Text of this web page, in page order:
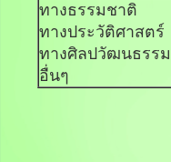
ทางธรรมชาติ
ทางประวัติศาสตร์
ทางศิลปวัฒนธรรม
อื่นๆ